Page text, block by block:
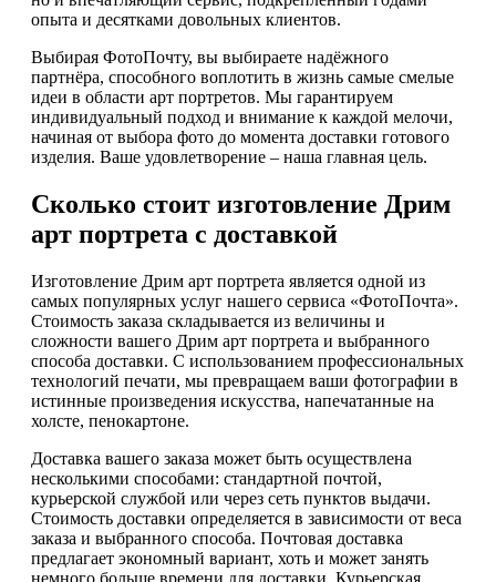
опыта и десятками довольных клиентов.
Выбирая ФотоПочту, вы выбираете надёжного
партнёра, способного воплотить в жизнь самые смелые
идеи в области арт портретов. Мы гарантируем
индивидуальный подход и внимание к каждой мелочи,
начиная от выбора фото до момента доставки готового
изделия. Ваше удовлетворение – наша главная цель.
Сколько стоит изготовление Дрим
арт портрета с доставкой
Изготовление Дрим арт портрета является одной из
самых популярных услуг нашего сервиса «ФотоПочта».
Стоимость заказа складывается из величины и
сложности вашего Дрим арт портрета и выбранного
способа доставки. С использованием профессиональных
технологий печати, мы превращаем ваши фотографии в
истинные произведения искусства, напечатанные на
холсте, пенокартоне.
Доставка вашего заказа может быть осуществлена
несколькими способами: стандартной почтой,
курьерской службой или через сеть пунктов выдачи.
Стоимость доставки определяется в зависимости от веса
заказа и выбранного способа. Почтовая доставка
предлагает экономный вариант, хоть и может занять